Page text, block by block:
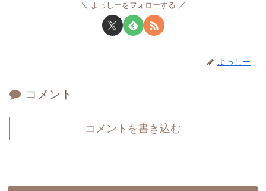
よっしーをフォローする
よっしー
コメント
コメントを書き込む